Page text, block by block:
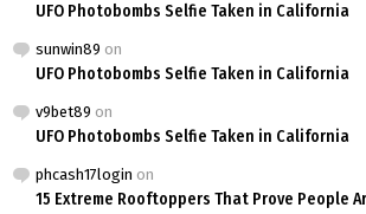
UFO Photobombs Selfie Taken in California
sunwin89 on
UFO Photobombs Selfie Taken in California
v9bet89 on
UFO Photobombs Selfie Taken in California
phcash17login on
15 Extreme Rooftoppers That Prove People